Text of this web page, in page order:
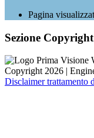
Pagina
Sezione Copyright
Copyright 2026 |
Disclaimer trattamento